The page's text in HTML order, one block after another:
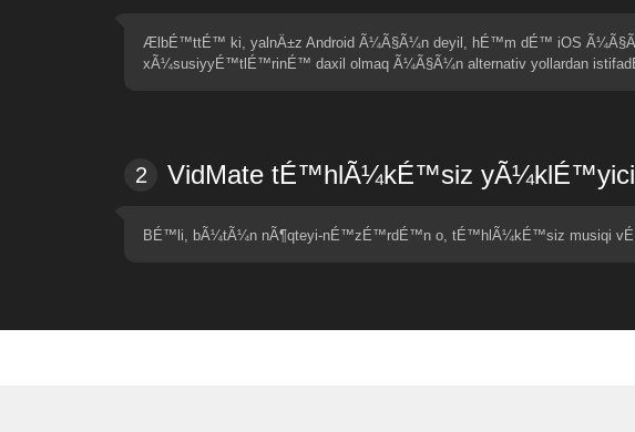
ÆlbÉ™ttÉ™ ki, yalnÄ±z Android Ã¼Ã§Ã¼n deyil, hÉ™m dÉ™ iOS
xÃ¼susiyyÉ™tlÉ™rinÉ™ daxil olmaq Ã¼Ã§Ã¼n alternativ yollardan
2 VidMate tÉ™hlÃ¼kÉ™siz
BÉ™li, bÃ¼tÃ¼n nÃ¶qteyi-nÉ™zÉ™rdÉ™n o, tÉ™hlÃ¼kÉ™siz musiqi